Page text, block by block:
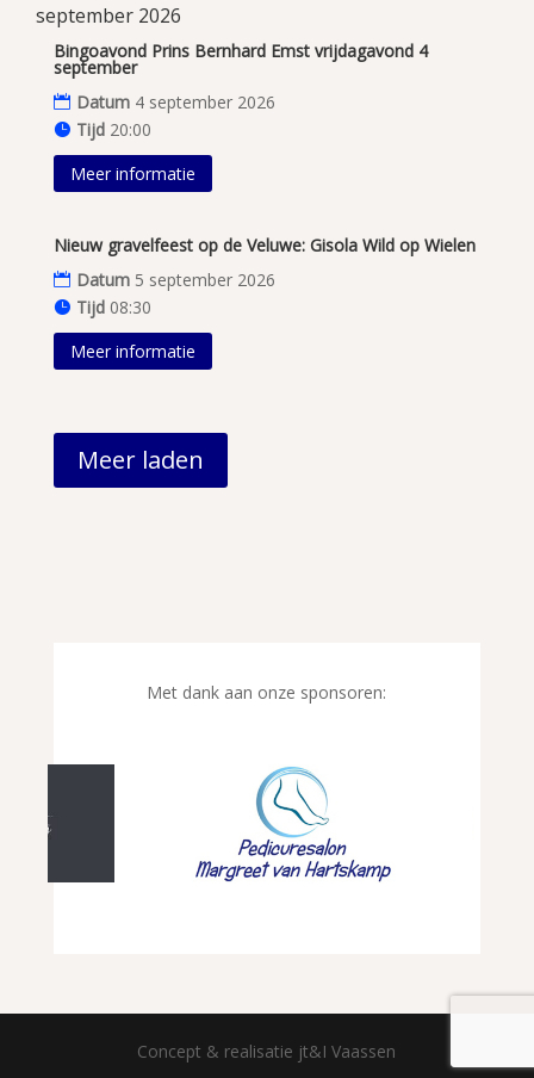
september 2026
Bingoavond Prins Bernhard Emst vrijdagavond 4
september
Datum 4 september 2026
Tijd 20:00
Meer informatie
Nieuw gravelfeest op de Veluwe: Gisola Wild op Wielen
Datum 5 september 2026
Tijd 08:30
Meer informatie
Meer laden
Met dank aan onze sponsoren:
Concept & realisatie jt&I Vaassen